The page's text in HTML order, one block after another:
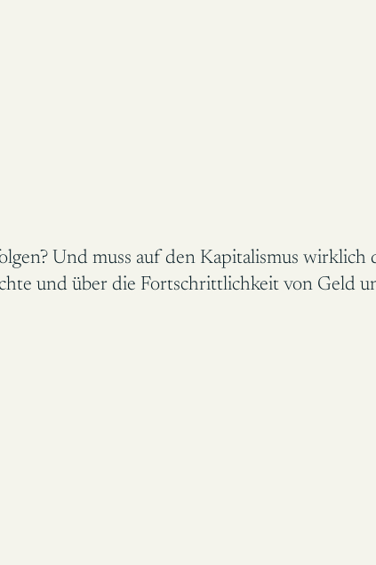
Und muss auf den Kapitalismus wirklich
und über die Fortschrittlichkeit von Geld